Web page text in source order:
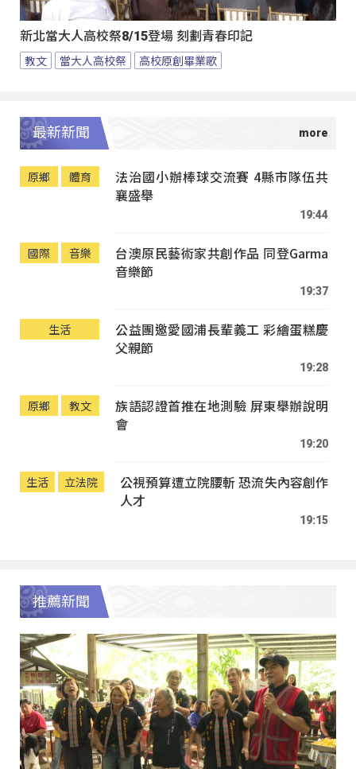
新北當大人高校祭8/15登場 刻劃青春印記
教文 當大人高校祭 高校原創畢業歌
最新新聞
原鄉 體育
法治國小辦棒球交流賽 4縣市隊伍共
襄盛舉
19:44
國際 音樂
台澳原民藝術家共創作品 同登Garma
音樂節
19:37
生活
公益團邀愛國浦長輩義工 彩繪蛋糕慶
父親節
19:28
原鄉 教文
族語認證首推在地測驗 屏東舉辦說明
會
19:20
生活 立法院
公視預算遭立院腰斬 恐流失內容創作
人才
19:15
推薦新聞